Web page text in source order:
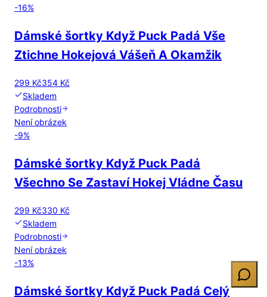
-16%
Dámské šortky Když Puck Padá Vše
Ztichne Hokejová Vášeň A Okamžik
299 Kč354 Kč
Skladem
Podrobnosti
Není obrázek
-9%
Dámské šortky Když Puck Padá
Všechno Se Zastaví Hokej Vládne Času
299 Kč330 Kč
Skladem
Podrobnosti
Není obrázek
-13%
Dámské šortky Když Puck Padá Celý